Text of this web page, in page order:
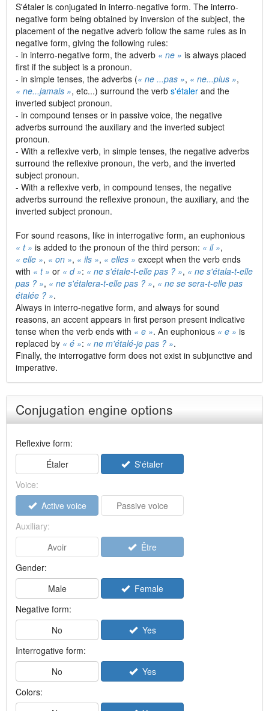
S'étaler is conjugated in interro-negative form. The interro-
negative form being obtained by inversion of the subject, the
placement of the negative adverb follow the same rules as in
negative form, giving the following rules:
- in interro-negative form, the adverb « ne » is always placed
first if the subject is a pronoun.
- in simple tenses, the adverbs (« ne ...pas », « ne...plus »,
« ne...jamais », etc...) surround the verb s'étaler and the
inverted subject pronoun.
- in compound tenses or in passive voice, the negative
adverbs surround the auxiliary and the inverted subject
pronoun.
- With a reflexive verb, in simple tenses, the negative adverbs
surround the reflexive pronoun, the verb, and the inverted
subject pronoun.
- With a reflexive verb, in compound tenses, the negative
adverbs surround the reflexive pronoun, the auxiliary, and the
inverted subject pronoun.
For sound reasons, like in interrogative form, an euphonious
« t » is added to the pronoun of the third person: « il »,
« elle », « on », « ils », « elles » except when the verb ends
with « t » or « d »: « ne s'étale-t-elle pas ? », « ne s'étala-t-elle
pas ? », « ne s'étalera-t-elle pas ? », « ne se sera-t-elle pas
étalée ? ».
Always in interro-negative form, and always for sound
reasons, an accent appears in first person present indicative
tense when the verb ends with « e ». An euphonious « e » is
replaced by « é »: « ne m'étalé-je pas ? ».
Finally, the interrogative form does not exist in subjunctive and
imperative.
Conjugation engine options
Reflexive form:
Étaler
S'étaler
Voice:
Active voice
Passive voice
Auxiliary:
Avoir
Être
Gender:
Male
Female
Negative form:
No
Yes
Interrogative form:
No
Yes
Colors: